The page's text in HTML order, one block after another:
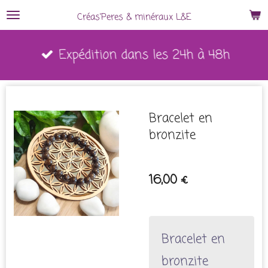
Passer
contenu
principal
Créas'Peres & minéraux L&E
Expédition dans les 24h à 48h
Bracelet en
bronzite
16,00 €
Bracelet en
bronzite